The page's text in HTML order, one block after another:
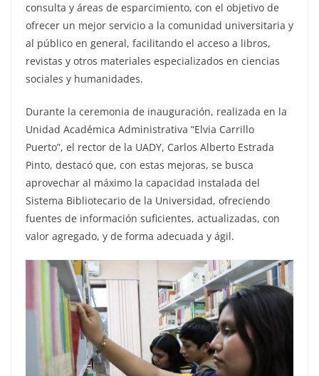
consulta y áreas de esparcimiento, con el objetivo de
ofrecer un mejor servicio a la comunidad universitaria y
al público en general, facilitando el acceso a libros,
revistas y otros materiales especializados en ciencias
sociales y humanidades.
Durante la ceremonia de inauguración, realizada en la
Unidad Académica Administrativa “Elvia Carrillo
Puerto”, el rector de la UADY, Carlos Alberto Estrada
Pinto, destacó que, con estas mejoras, se busca
aprovechar al máximo la capacidad instalada del
Sistema Bibliotecario de la Universidad, ofreciendo
fuentes de información suficientes, actualizadas, con
valor agregado, y de forma adecuada y ágil.